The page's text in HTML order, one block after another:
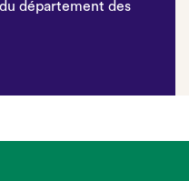
département des